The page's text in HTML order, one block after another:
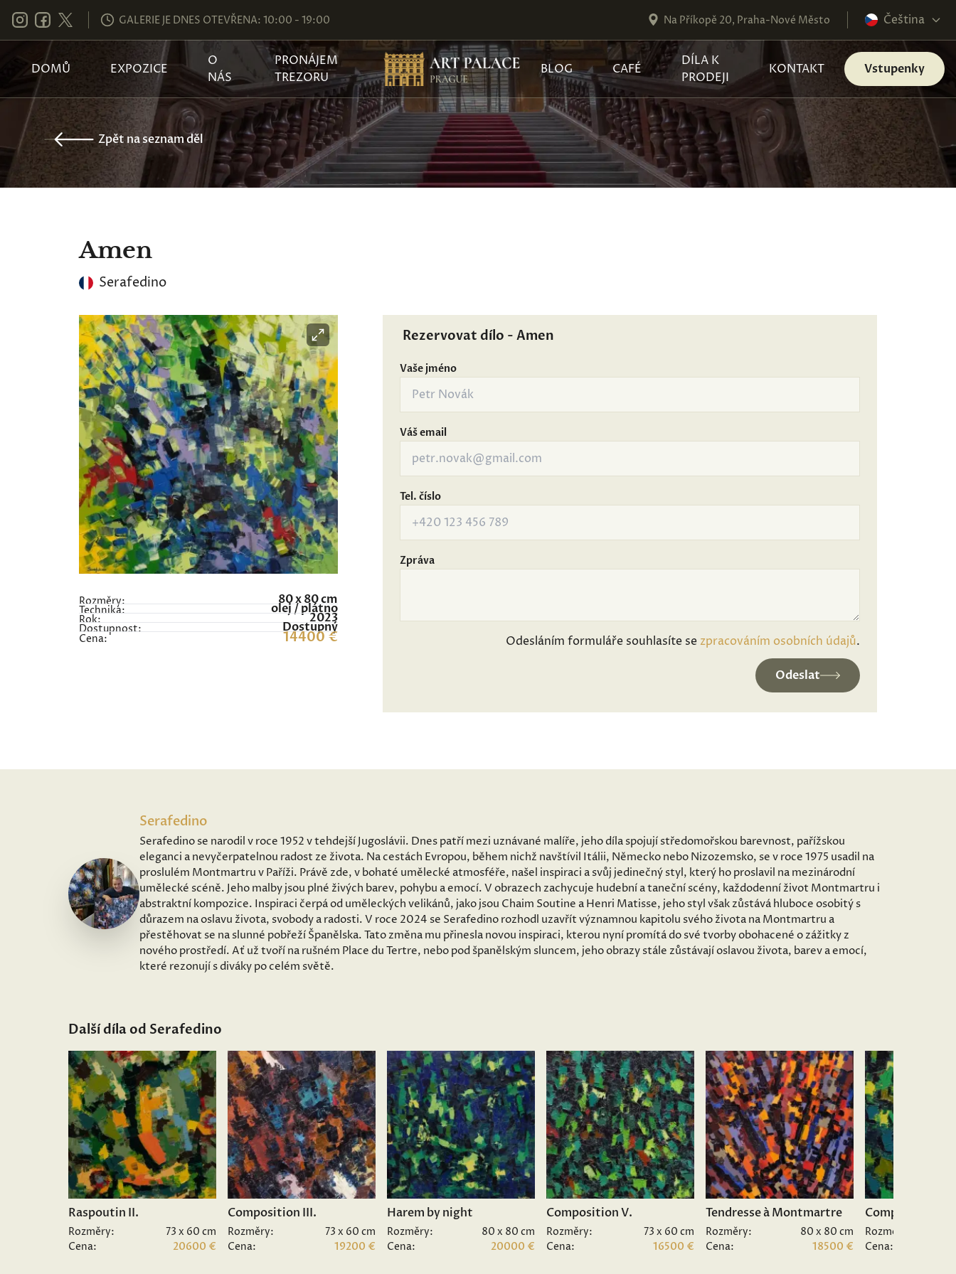
GALERIE JE DNES OTEVŘENA: 10:00 - 19:00 Na Příkopě 20, Praha-Nové Město Čeština
DOMŮ EXPOZICE
O
NÁS
PRONÁJEM
TREZORU
BLOG CAFÉ
DÍLA K
PRODEJI
KONTAKT Vstupenky
Zpět na seznam děl
Amen
Serafedino
Rozměry: 80 x 80 cm
Technika: olej / plátno
Rok: 2023
Dostupnost: Dostupný
Cena: 14400 €
Rezervovat dílo - Amen
Vaše jméno
Váš email
Tel. číslo
Zpráva
Odesláním formuláře souhlasíte se zpracováním osobních údajů.
Odeslat
Serafedino
Serafedino se narodil v roce 1952 v tehdejší Jugoslávii. Dnes patří mezi uznávané malíře, jeho díla spojují středomořskou barevnost, pařížskou
eleganci a nevyčerpatelnou radost ze života. Na cestách Evropou, během nichž navštívil Itálii, Německo nebo Nizozemsko, se v roce 1975 usadil na
proslulém Montmartru v Paříži. Právě zde, v bohaté umělecké atmosféře, našel inspiraci a svůj jedinečný styl, který ho proslavil na mezinárodní
umělecké scéně. Jeho malby jsou plné živých barev, pohybu a emocí. V obrazech zachycuje hudební a taneční scény, každodenní život Montmartru i
abstraktní kompozice. Inspiraci čerpá od uměleckých velikánů, jako jsou Chaim Soutine a Henri Matisse, jeho styl však zůstává hluboce osobitý s
důrazem na oslavu života, svobody a radosti. V roce 2024 se Serafedino rozhodl uzavřít významnou kapitolu svého života na Montmartru a
přestěhovat se na slunné pobřeží Španělska. Tato změna mu přinesla novou inspiraci, kterou nyní promítá do své tvorby obohacené o zážitky z
nového prostředí. Ať už tvoří na rušném Place du Tertre, nebo pod španělským sluncem, jeho obrazy stále zůstávají oslavou života, barev a emocí,
které rezonují s diváky po celém světě.
Další díla od Serafedino
Raspoutin II.
Rozměry:
73 x 60 cm
Cena:
20600 €
Composition III.
Rozměry:
73 x 60 cm
Cena:
19200 €
Harem by night
Rozměry:
80 x 80 cm
Cena:
20000 €
Composition V.
Rozměry:
73 x 60 cm
Cena:
16500 €
Tendresse à Montmartre
Rozměry:
80 x 80 cm
Cena:
18500 €
Composition II.
Rozměry:
Cena: